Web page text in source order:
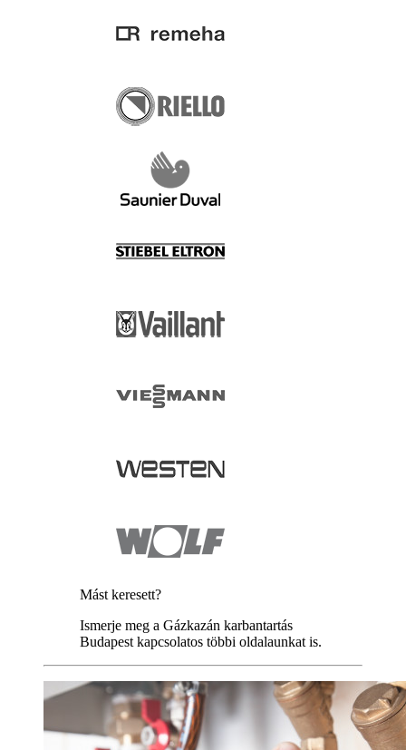
Mást keresett?
Ismerje meg a Gázkazán karbantartás
Budapest kapcsolatos többi oldalaunkat is.